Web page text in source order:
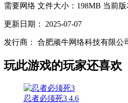
需要网络 文件大小：198MB 当前版
更新日期： 2025-07-07
发行商： 合肥顽牛网络科技有限公
玩此游戏的玩家还喜欢
忍者必须死3 4.6